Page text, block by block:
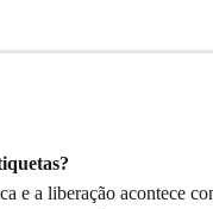
e a liberação acontece